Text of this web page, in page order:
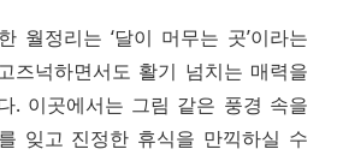
월정리는 ‘달이 머무는 곳’이라는
즈넉하면서도 활기 넘치는 매력을
. 이곳에서는 그림 같은 풍경 속을
잊고 진정한 휴식을 만끽하실 수